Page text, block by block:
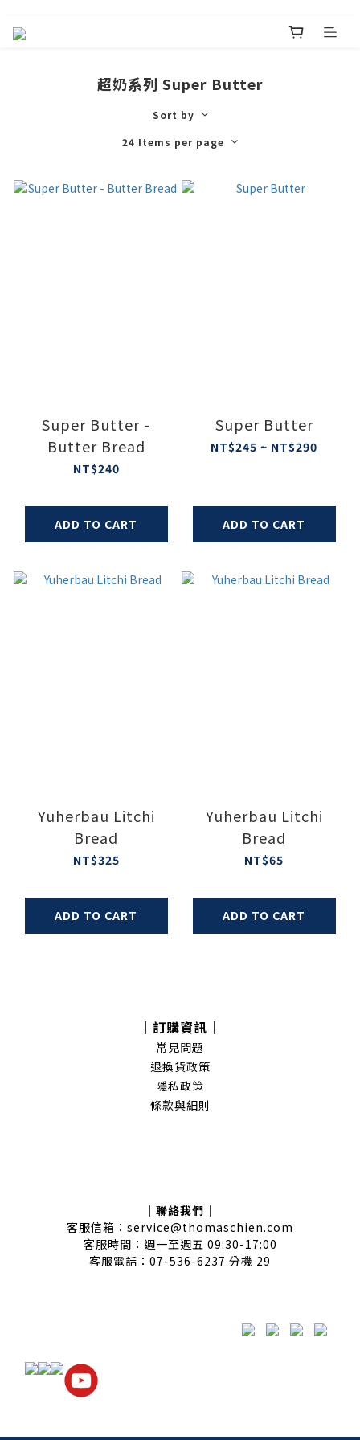
超奶系列 Super Butter
Sort by
24 Items per page
Super Butter -
Butter Bread
NT$240
ADD TO CART
Super Butter
NT$245 ~ NT$290
ADD TO CART
Yuherbau Litchi
Bread
NT$325
ADD TO CART
Yuherbau Litchi
Bread
NT$65
ADD TO CART
｜訂購資訊｜
常見問題
退換貨政策
隱私政策
條款與細則
｜聯絡我們｜
客服信箱：service@thomaschien.com
客服時間：週一至週五 09:30-17:00
客服電話：07-536-6237 分機 29